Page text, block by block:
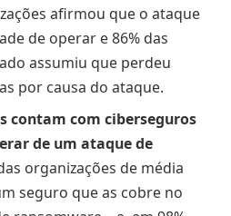
afirmou que o ataque
de operar e 86% das
assumiu que perdeu
por causa do ataque.
contam com ciberseguros
de um ataque de
organizações de média
seguro que as cobre no